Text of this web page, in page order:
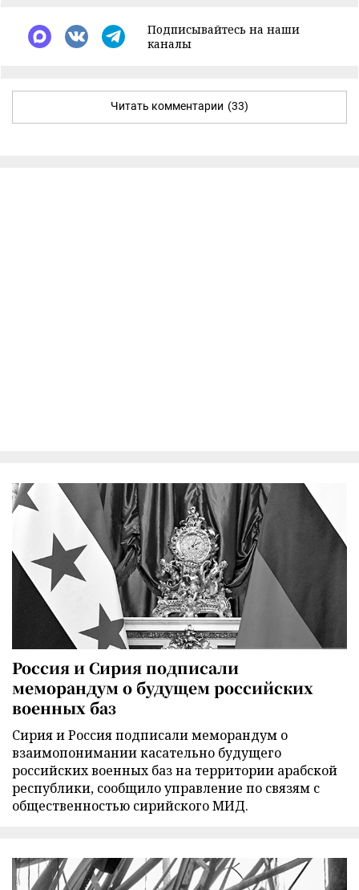
Подписывайтесь на наши
каналы
Читать комментарии (33)
Россия и Сирия подписали
меморандум о будущем российских
военных баз
Сирия и Россия подписали меморандум о
взаимопонимании касательно будущего
российских военных баз на территории арабской
республики, сообщило управление по связям с
общественностью сирийского МИД.